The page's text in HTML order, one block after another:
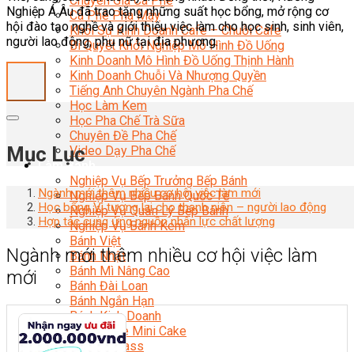
Cà Phê Pha Máy
Khởi Sự Kinh Doanh Cafe – Chuỗi Cafe
Bí Quyết Khởi Nghiệp Mô Hình Đồ Uống
Kinh Doanh Mô Hình Đồ Uống Thịnh Hành
Kinh Doanh Chuỗi Và Nhượng Quyền
Tiếng Anh Chuyên Ngành Pha Chế
Học Làm Kem
Học Pha Chế Trà Sữa
Chuyên Đề Pha Chế
Video Dạy Pha Chế
Làm Bánh
Nghiệp Vụ Bếp Trưởng Bếp Bánh
Nghiệp Vụ Bếp Bánh Quốc Tế
Nghiệp Vụ Quản Lý Bếp Bánh
Nghiệp Vụ Bánh Kem
Bánh Việt
Bánh Nhật
Bánh Mì Nâng Cao
Bánh Đài Loan
Bánh Ngắn Hạn
Bánh Kinh Doanh
Handmade Mini Cake
Master Class
Nghiệp Á Âu đã trao tặng những suất học bổng, mở rộng cơ
hội đào tạo nghề và giới thiệu việc làm cho học sinh, sinh viên,
người lao động, phụ nữ tại địa phương.
Mục Lục
Ngành mới thêm nhiều cơ hội việc làm mới
Học bổng Vì tương lai cho thanh niên – người lao động
Hợp tác cung ứng nguồn nhân lực chất lượng
Ngành mới thêm nhiều cơ hội việc làm
mới